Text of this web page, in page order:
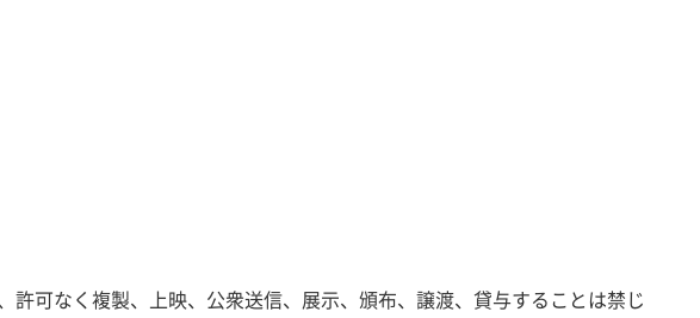
可なく複製、上映、公衆送信、展示、頒布、譲渡、貸与することは禁じ